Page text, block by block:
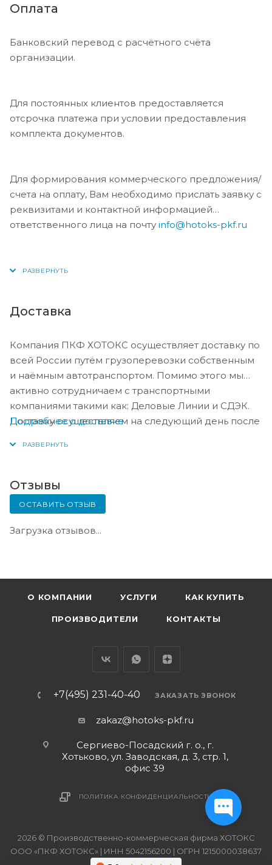
Оплата
Банковский перевод с расчётного счёта
организации.
Для постоянных клиентов предоставляется
отсрочка платежа при условии предоставления
комплекта документов.
Для формирования коммерческого предложения/
счета на оплату, Вам необходимо прислать заявку с
реквизитами и контактной информацией
ответственного лица на почту info@hotoks-pkf.ru
Доставка
Компания ПКФ ХОТОКС осуществляет доставку по
всей России путём грузоперевозки собственным
и наёмным автотранспортом. Помимо этого мы
активно сотрудничаем с транспортными
компаниями такими как: Деловые Линии и СДЭК.
Доставку осуществляем на следующий день после
Подробнее о доставке
Отзывы
ОСТАВИТЬ ОТЗЫВ
Загрузка отзывов...
О КОМПАНИИ УСЛУГИ КАК КУПИТЬ
ПРОИЗВОДИТЕЛИ КОНТАКТЫ
+7(495) 231-40-40 ЗАКАЗАТЬ ЗВОНОК
zakaz@hotoks-pkf.ru
Сергиево-Посадский г. о., г.
Хотьково, ул. Заводская, д. 3, стр. 1,
офис 39
ПОЛИТИКА КОНФИДЕНЦИАЛЬНОСТИ
2026 © Производственно-коммерческая фирма ХОТОКС
ООО «ПКФ ХОТОКС» | ИНН 5042156200 | ОГРН 1215000038637